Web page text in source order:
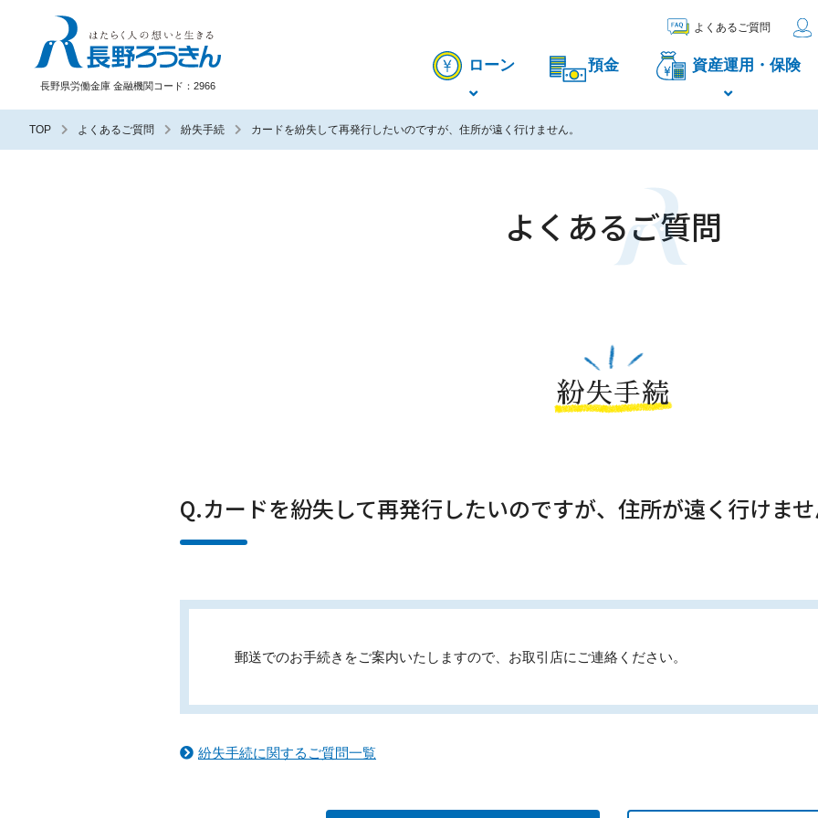
長野県労働金庫 金融機関コード：2966
ローン 預金 資産運用・保険
よくあるご質問
TOP よくあるご質問 紛失手続 カードを紛失して再発行したいのですが、住所が遠く行けません。
よくあるご質問
紛失手続
Q.カードを紛失して再発行したいのですが、住所が遠く行けま
郵送でのお手続きをご案内いたしますので、お取引店にご連絡ください。
紛失手続に関するご質問一覧